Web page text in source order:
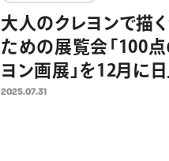
大人のクレヨンで描
ための展覧会「100点
ヨン画展」を12月に
OKUROJIで開催 8月
2025.07.31